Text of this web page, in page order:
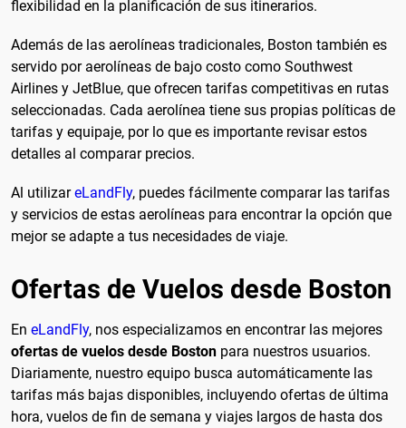
flexibilidad en la planificación de sus itinerarios.
Además de las aerolíneas tradicionales, Boston también es
servido por aerolíneas de bajo costo como Southwest
Airlines y JetBlue, que ofrecen tarifas competitivas en rutas
seleccionadas. Cada aerolínea tiene sus propias políticas de
tarifas y equipaje, por lo que es importante revisar estos
detalles al comparar precios.
Al utilizareLandFly, puedes fácilmente comparar las tarifas
y servicios de estas aerolíneas para encontrar la opción que
mejor se adapte a tus necesidades de viaje.
Ofertas de Vuelos desde Boston
En eLandFly, nos especializamos en encontrar las mejores
ofertas de vuelos desde Boston para nuestros usuarios.
Diariamente, nuestro equipo busca automáticamente las
tarifas más bajas disponibles, incluyendo ofertas de última
hora, vuelos de fin de semana y viajes largos de hasta dos